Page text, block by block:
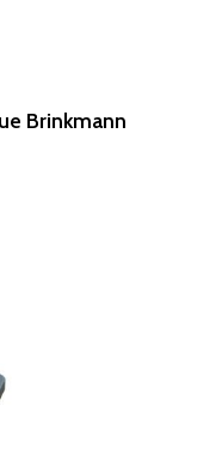
Brinkmann